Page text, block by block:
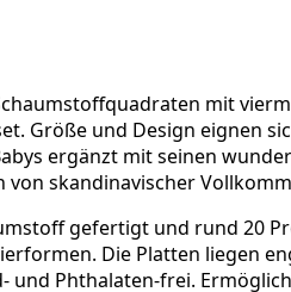
mit
Größe und Design eignen
ergänzt mit seinen
skandinavischer
gefertigt und rund 20
Die Platten liegen
und Phthalaten-frei.